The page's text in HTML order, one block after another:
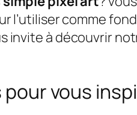
comme
invite à découvrir
pour vous